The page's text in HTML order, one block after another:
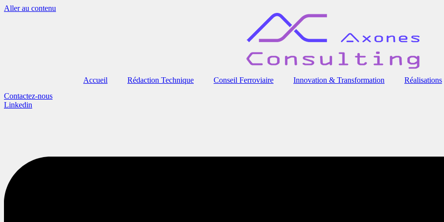
Aller au contenu
Accueil Rédaction Technique Conseil Ferroviaire Innovation & Transformation Réalisations
Contactez-nous
Linkedin